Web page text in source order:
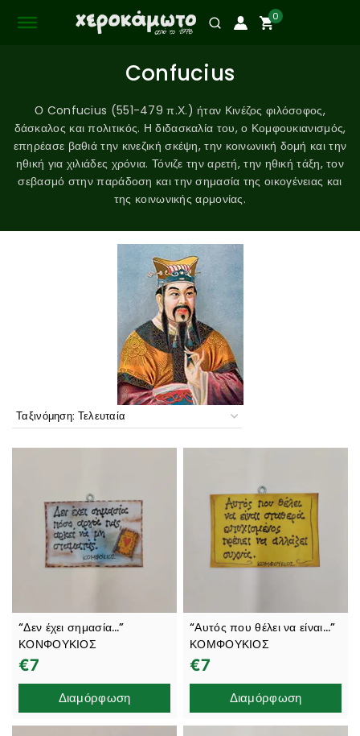
0
Confucius
Ο Confucius (551-479 π.Χ.) ήταν Κινέζος φιλόσοφος,
δάσκαλος και πολιτικός. Η διδασκαλία του, ο Κομφουκιανισμός,
επηρέασε βαθιά την κινεζική σκέψη, την κοινωνική δομή και την
ηθική για χιλιάδες χρόνια. Τόνιζε την αρετή, την ηθική τάξη, τον
σεβασμό στην παράδοση και την σημασία της οικογένειας και
της κοινωνικής αρμονίας.
“Δεν έχει σημασία…”
ΚΟΝΦΟΥΚΙΟΣ
€7
Διαμόρφωση
“Αυτός που θέλει να είναι…”
ΚΟΜΦΟΥΚΙΟΣ
€7
Διαμόρφωση